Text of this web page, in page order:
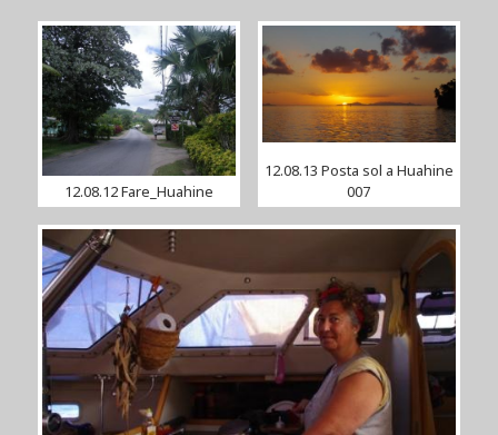
12.08.12 Fare_Huahine
12.08.13 Posta sol a Huahine
007